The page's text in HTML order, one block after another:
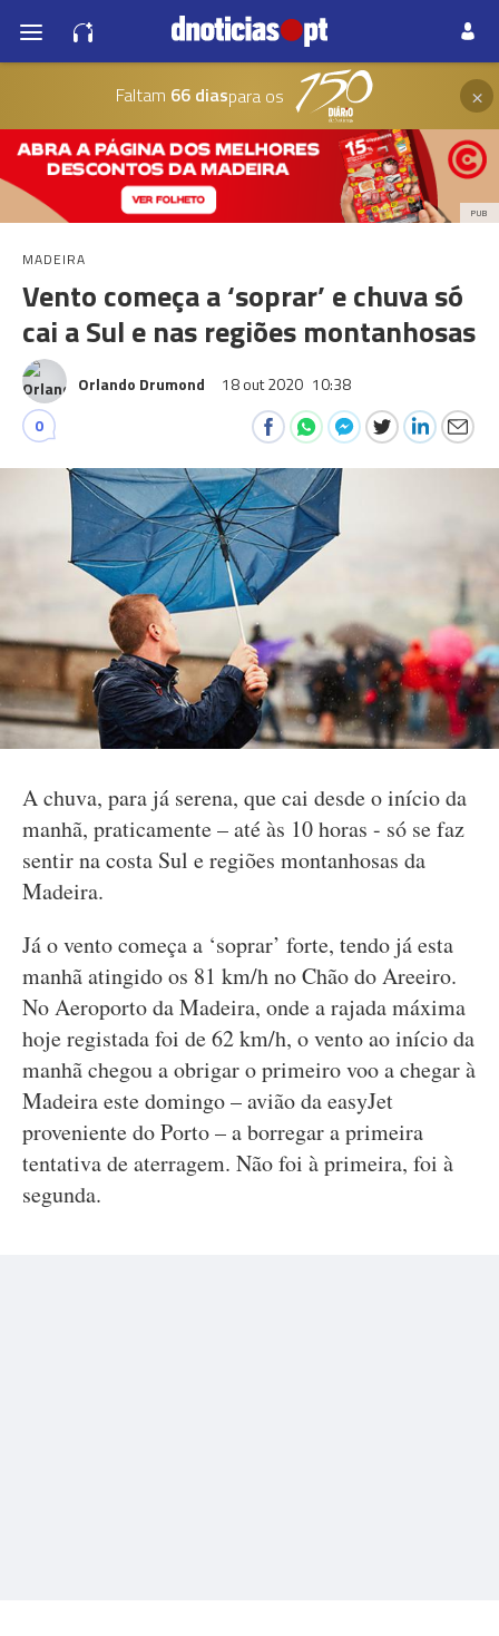
Faltam 66 diaspara os ×
PUB
MADEIRA
Vento começa a ‘soprar’ e chuva só
cai a Sul e nas regiões montanhosas
Orlando Drumond 18 out 2020 10:38
0
A chuva, para já serena, que cai desde o início da
manhã, praticamente – até às 10 horas - só se faz
sentir na costa Sul e regiões montanhosas da
Madeira.
Já o vento começa a ‘soprar’ forte, tendo já esta
manhã atingido os 81 km/h no Chão do Areeiro.
No Aeroporto da Madeira, onde a rajada máxima
hoje registada foi de 62 km/h, o vento ao início da
manhã chegou a obrigar o primeiro voo a chegar à
Madeira este domingo – avião da easyJet
proveniente do Porto – a borregar a primeira
tentativa de aterragem. Não foi à primeira, foi à
segunda.